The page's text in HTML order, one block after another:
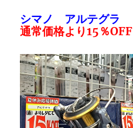
シマノ アルテグラ
通常価格より15％OFF